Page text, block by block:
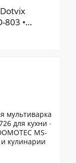
803 •
дома с
съемной